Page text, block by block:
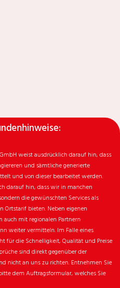
weist ausdrücklich darauf hin, dass
und sämtliche generierte
und von dieser bearbeitet werden.
darauf hin, dass wir in manchen
die gewünschten Services als
Ortstarif bieten. Neben eigenen
mit regionalen Partnern
weiter vermitteln. Im Falle eines
für die Schnelligkeit, Qualität und Preise
sind direkt gegenüber der
nicht an uns zu richten. Entnehmen Sie
dem Auftragsformular, welches Sie